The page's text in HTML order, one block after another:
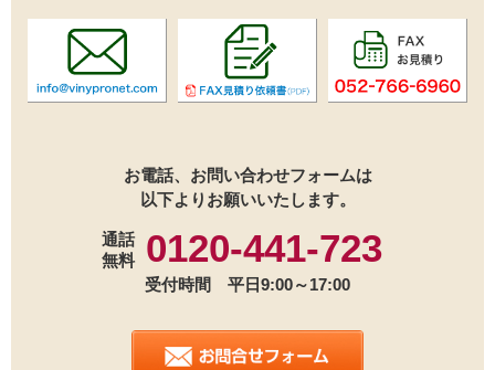
お電話、お問い合わせフォームは
以下よりお願いいたします。
通話
無料
0120-441-723
受付時間 平日9:00～17:00